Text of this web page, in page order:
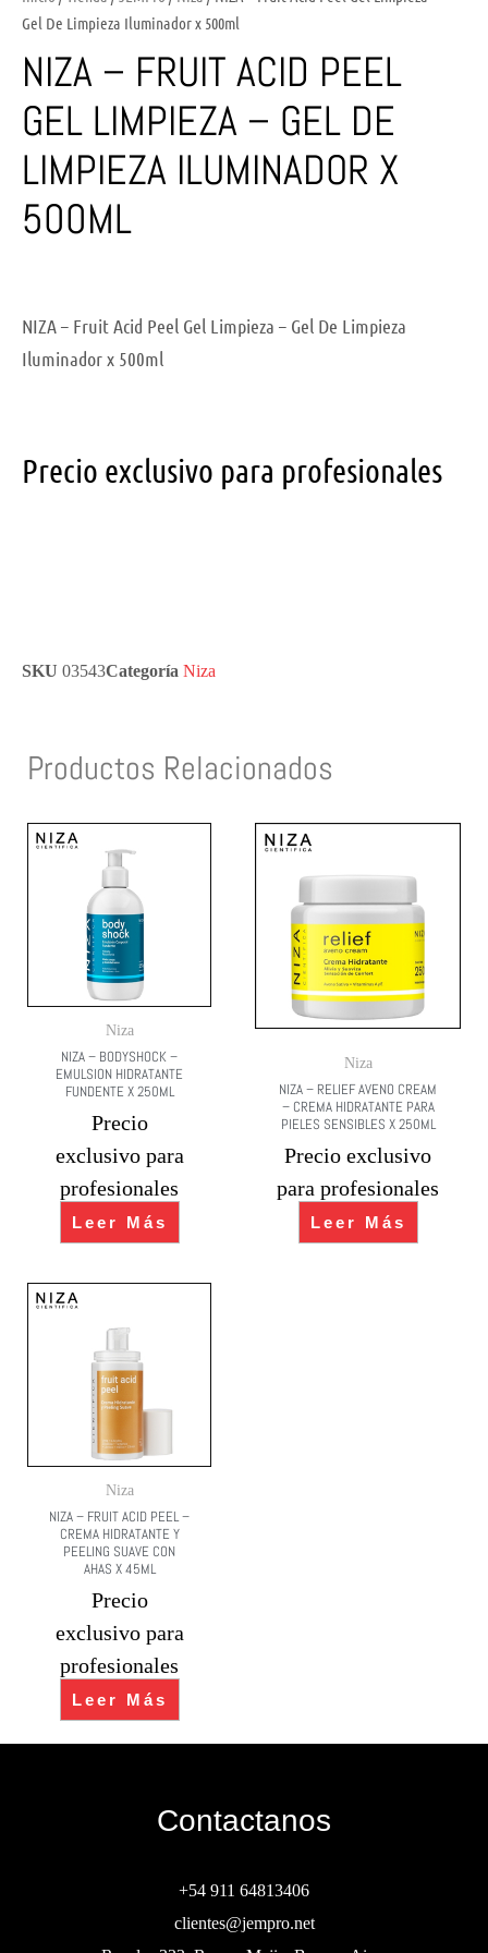
Gel De Limpieza Iluminador x 500ml
NIZA – FRUIT ACID PEEL
GEL LIMPIEZA – GEL DE
LIMPIEZA ILUMINADOR X
500ML
NIZA – Fruit Acid Peel Gel Limpieza – Gel De Limpieza
Iluminador x 500ml
Precio exclusivo para profesionales
SKU 03543Categoría Niza
Productos Relacionados
Niza
NIZA – BODYSHOCK –
EMULSION HIDRATANTE
FUNDENTE X 250ML
Precio
exclusivo para
profesionales
Leer Más
Niza
NIZA – RELIEF AVENO CREAM
– CREMA HIDRATANTE PARA
PIELES SENSIBLES X 250ML
Precio exclusivo
para profesionales
Leer Más
Niza
NIZA – FRUIT ACID PEEL –
CREMA HIDRATANTE Y
PEELING SUAVE CON
AHAS X 45ML
Precio
exclusivo para
profesionales
Leer Más
Contactanos
+54 911 64813406
clientes@jempro.net